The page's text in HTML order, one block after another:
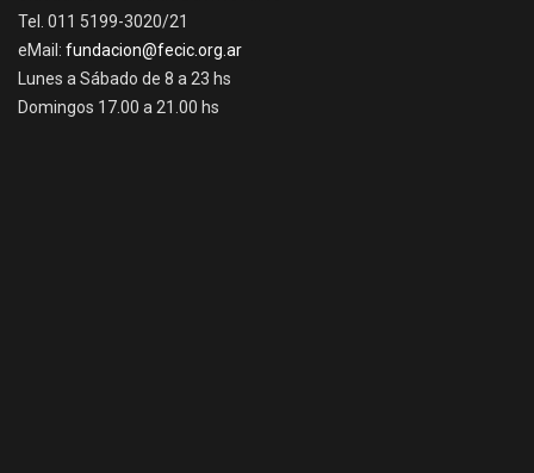
Tel. 011 5199-3020/21
eMail: fundacion@fecic.org.ar
Lunes a Sábado de 8 a 23 hs
Domingos 17.00 a 21.00 hs